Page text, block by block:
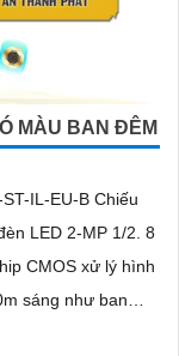
MÀU BAN ĐÊM
IL-EU-B Chiếu
LED 2-MP 1/2. 8
CMOS xử lý hình
sáng như ban